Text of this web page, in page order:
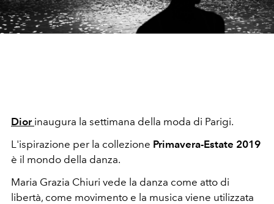
Dior inaugura la settimana della moda di Parigi.
L'ispirazione per la collezione Primavera-Estate 2019
è il mondo della danza.
Maria Grazia Chiuri vede la danza come atto di
libertà, come movimento e la musica viene utilizzata